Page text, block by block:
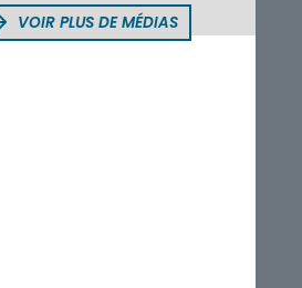
VOIR PLUS DE MÉDIAS